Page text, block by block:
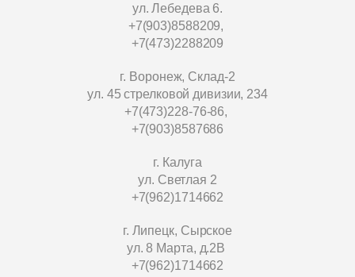
ул. Лебедева 6.
+7(903)8588209,
+7(473)2288209
г. Воронеж, Склад-2
ул. 45 стрелковой дивизии, 234
+7(473)228-76-86,
+7(903)8587686
г. Калуга
ул. Светлая 2
+7(962)1714662
г. Липецк, Сырское
ул. 8 Марта, д.2В
+7(962)1714662